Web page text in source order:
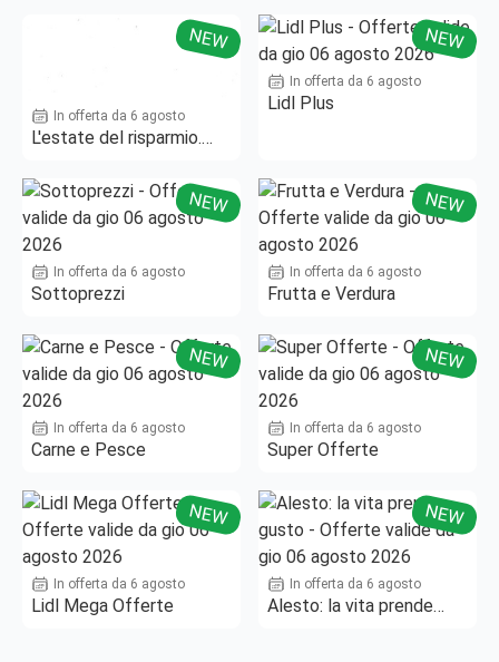
NEW
In offerta da 6 agosto
L'estate del risparmio.
NEW
In offerta da 6 agosto
Lidl Plus
NEW
In offerta da 6 agosto
Sottoprezzi
NEW
In offerta da 6 agosto
Frutta e Verdura
NEW
In offerta da 6 agosto
Carne e Pesce
NEW
In offerta da 6 agosto
Super Offerte
NEW
In offerta da 6 agosto
Lidl Mega Offerte
NEW
In offerta da 6 agosto
Alesto: la vita prende